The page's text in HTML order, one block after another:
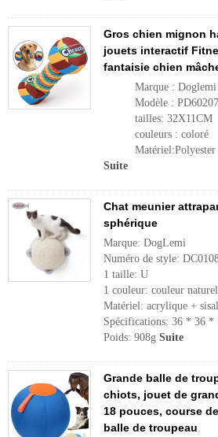
Gros chien mignon
jouets interactif
fantaisie chien
Marque : Doglemi
Modèle : PD60207
tailles: 32X11CM
couleurs : coloré
Matériel:Polyester
Suite
Chat meunier
sphérique
Marque: DogLemi
Numéro de style:
1 taille: U
1 couleur: couleur
Matériel: acrylique + sisal
Spécifications: 36 * 36 *
Poids: 908g Suite
Grande balle de
chiots, jouet de
18 pouces, course
balle de troupeau